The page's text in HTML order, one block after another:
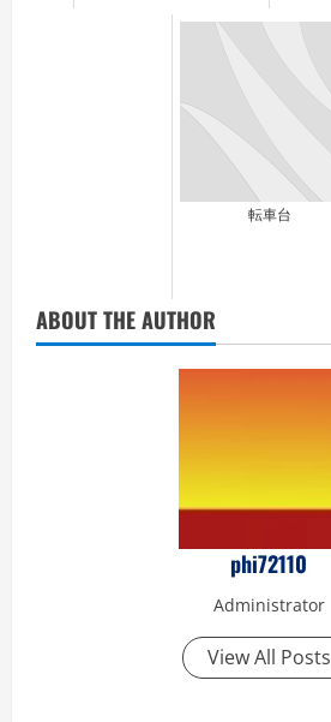
転車台
ABOUT THE AUTHOR
phi72110
Administrator
View All Posts